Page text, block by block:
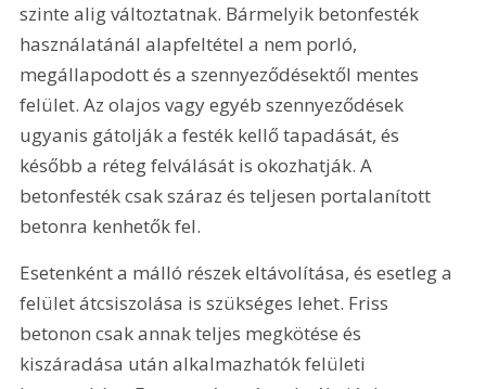
szinte alig változtatnak. Bármelyik betonfesték
használatánál alapfeltétel a nem porló,
megállapodott és a szennyeződésektől mentes
felület. Az olajos vagy egyéb szennyeződések
ugyanis gátolják a festék kellő tapadását, és
később a réteg felválását is okozhatják. A
betonfesték csak száraz és teljesen portalanított
betonra kenhetők fel.
Esetenként a málló részek eltávolítása, és esetleg a
felület átcsiszolása is szükséges lehet. Friss
betonon csak annak teljes megkötése és
kiszáradása után alkalmazhatók felületi